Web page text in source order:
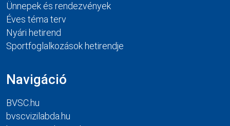
Ünnepek és rendezvények
Éves téma terv
Nyári hetirend
Sportfoglalkozások hetirendje
Navigáció
BVSC.hu
bvscvizilabda.hu